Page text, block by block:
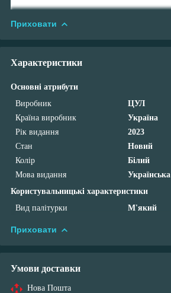
Приховати
Характеристики
Основні атрибути
Виробник
ЦУЛ
Країна виробник
Україна
Рік видання
2023
Стан
Новий
Колір
Білий
Мова видання
Українська
Користувальницькі характеристики
Вид палітурки
М'який
Приховати
Умови доставки
Нова Пошта